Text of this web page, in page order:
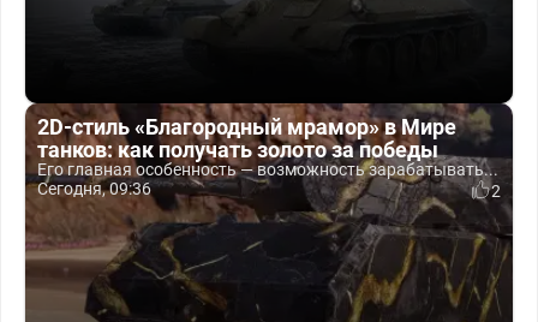
2D-стиль «Благородный мрамор» в Мире
танков: как получать золото за победы
Его главная особенность — возможность зарабатывать...
Сегодня, 09:36
2